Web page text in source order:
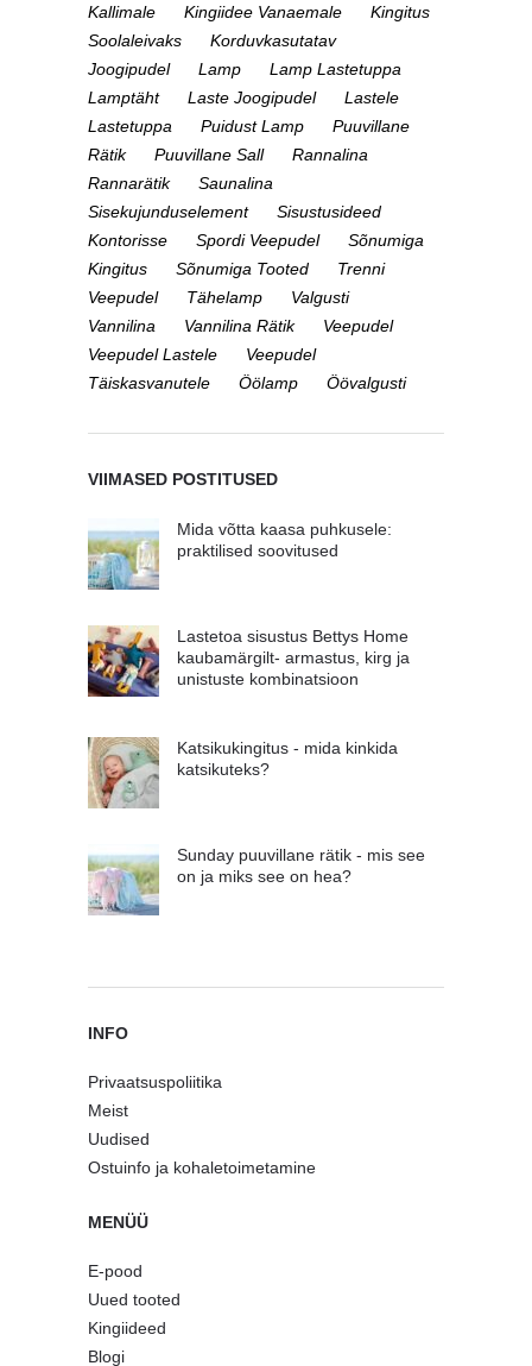
Kallimale
Kingiidee Vanaemale
Kingitus
Soolaleivaks
Korduvkasutatav
Joogipudel
Lamp
Lamp Lastetuppa
Lamptäht
Laste Joogipudel
Lastele
Lastetuppa
Puidust Lamp
Puuvillane
Rätik
Puuvillane Sall
Rannalina
Rannarätik
Saunalina
Sisekujunduselement
Sisustusideed
Kontorisse
Spordi Veepudel
Sõnumiga
Kingitus
Sõnumiga Tooted
Trenni
Veepudel
Tähelamp
Valgusti
Vannilina
Vannilina Rätik
Veepudel
Veepudel Lastele
Veepudel
Täiskasvanutele
Öölamp Öövalgusti
VIIMASED POSTITUSED
Mida võtta kaasa puhkusele:
praktilised soovitused
Lastetoa sisustus Bettys Home
kaubamärgilt- armastus, kirg ja
unistuste kombinatsioon
Katsikukingitus - mida kinkida
katsikuteks?
Sunday puuvillane rätik - mis see
on ja miks see on hea?
INFO
Privaatsuspoliitika
Meist
Uudised
Ostuinfo ja kohaletoimetamine
MENÜÜ
E-pood
Uued tooted
Kingiideed
Blogi